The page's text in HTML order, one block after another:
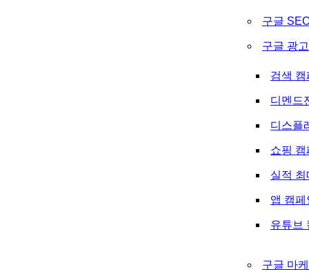
구글
구글 광
검색 캠
디멘드
디스플
쇼핑 캠
실적
앱 캠페
유튜브
구글 마